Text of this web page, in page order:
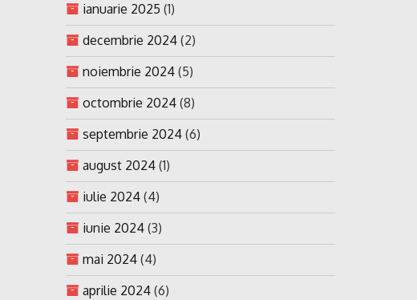
ianuarie 2025 (1)
decembrie 2024 (2)
noiembrie 2024 (5)
octombrie 2024 (8)
septembrie 2024 (6)
august 2024 (1)
iulie 2024 (4)
iunie 2024 (3)
mai 2024 (4)
aprilie 2024 (6)